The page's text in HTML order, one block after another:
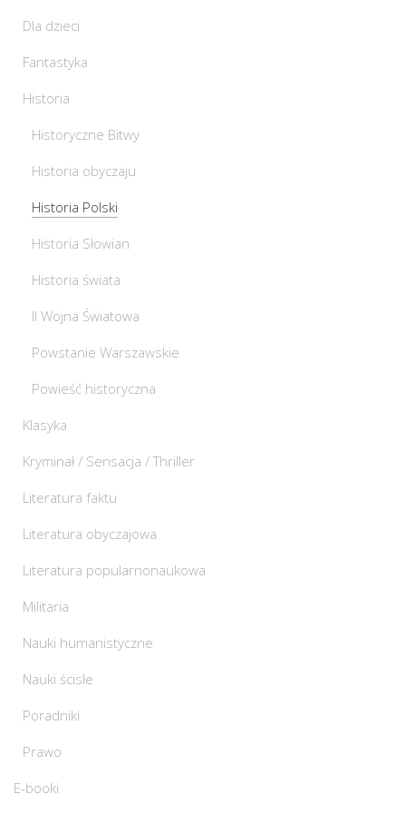
Dla dzieci
Fantastyka
Historia
Historyczne Bitwy
Historia obyczaju
Historia Polski
Historia Słowian
Historia świata
II Wojna Światowa
Powstanie Warszawskie
Powieść historyczna
Klasyka
Kryminał / Sensacja / Thriller
Literatura faktu
Literatura obyczajowa
Literatura popularnonaukowa
Militaria
Nauki humanistyczne
Nauki ścisłe
Poradniki
Prawo
E-booki